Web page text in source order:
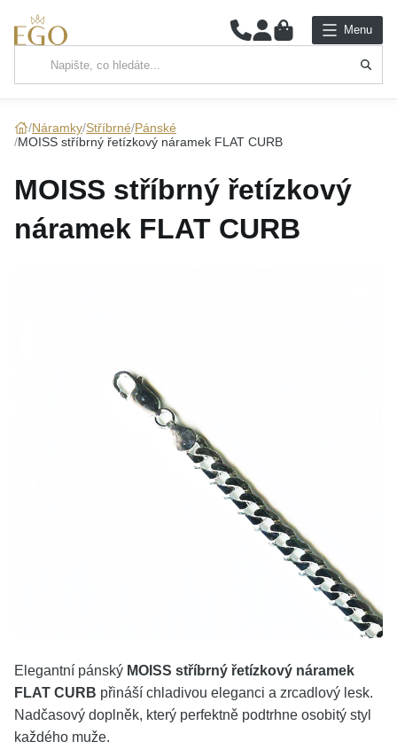
0 Menu
Hlavní kategorie
ŘETÍZKY
NÁRAMKY
Slovensko
Náramky Stříbrné Pánské
MOISS stříbrný řetízkový náramek FLAT CURB
MOISS stříbrný řetízkový
náramek FLAT CURB
Elegantní pánský MOISS stříbrný řetízkový náramek
FLAT CURB přináší chladivou eleganci a zrcadlový lesk.
Nadčasový doplněk, který perfektně podtrhne osobitý styl
každého muže.